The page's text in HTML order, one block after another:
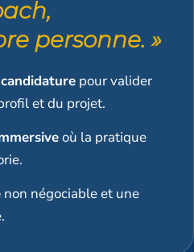
personne. »
candidature pour valider
et du projet.
où la pratique
non négociable et une